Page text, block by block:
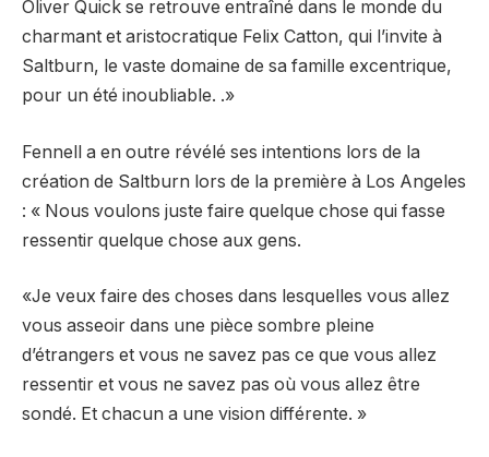
Oliver Quick se retrouve entraîné dans le monde du
charmant et aristocratique Felix Catton, qui l’invite à
Saltburn, le vaste domaine de sa famille excentrique,
pour un été inoubliable. .»
Fennell a en outre révélé ses intentions lors de la
création de Saltburn lors de la première à Los Angeles
: « Nous voulons juste faire quelque chose qui fasse
ressentir quelque chose aux gens.
«Je veux faire des choses dans lesquelles vous allez
vous asseoir dans une pièce sombre pleine
d’étrangers et vous ne savez pas ce que vous allez
ressentir et vous ne savez pas où vous allez être
sondé. Et chacun a une vision différente. »